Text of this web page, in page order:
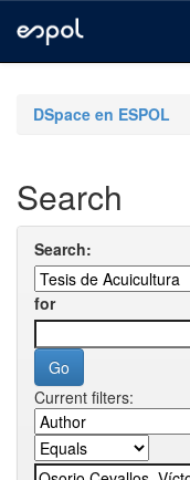
navigationDSpace en ESPOL
Search
Search:
for
Current filters: